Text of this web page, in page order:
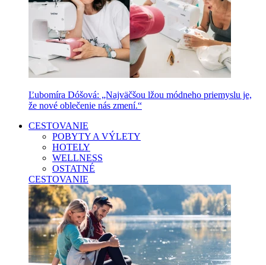
Ľubomíra Dóšová: „Najväčšou lžou módneho priemyslu je,
že nové oblečenie nás zmení.“
CESTOVANIE
POBYTY A VÝLETY
HOTELY
WELLNESS
OSTATNÉ
CESTOVANIE